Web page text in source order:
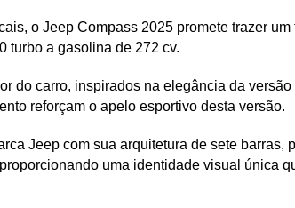
o Jeep Compass 2025 promete trazer
turbo a gasolina de 272 cv.
do carro, inspirados na elegância da
reforçam o apelo esportivo desta versão.
Jeep com sua arquitetura de sete
uma identidade visual única